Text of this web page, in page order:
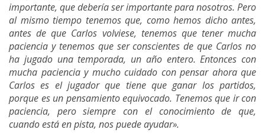
importante, que debería ser importante para nosotros. Pero
al mismo tiempo tenemos que, como hemos dicho antes,
antes de que Carlos volviese, tenemos que tener mucha
paciencia y tenemos que ser conscientes de que Carlos no
ha jugado una temporada, un año entero. Entonces con
mucha paciencia y mucho cuidado con pensar ahora que
Carlos es el jugador que tiene que ganar los partidos,
porque es un pensamiento equivocado. Tenemos que ir con
paciencia, pero siempre con el conocimiento de que,
cuando está en pista, nos puede ayudar».